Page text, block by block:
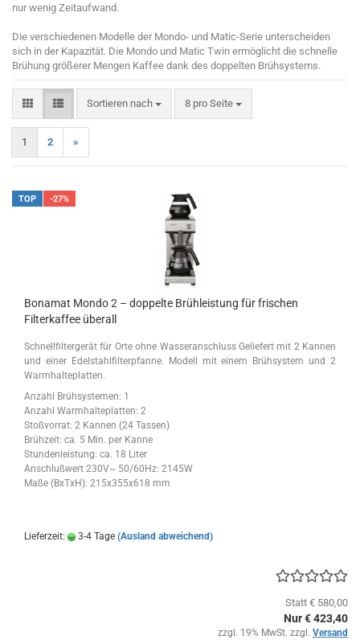
nur wenig Zeitaufwand.
Die verschiedenen Modelle der Mondo- und Matic-Serie unterscheiden
sich in der Kapazität. Die Mondo und Matic Twin ermöglicht die schnelle
Brühung größerer Mengen Kaffee dank des doppelten Brühsystems.
Sortieren nach
Sortieren nach 8 pro Seite
pro Seite
1 2 »
TOP -27%
Bonamat Mondo 2 – doppelte Brühleistung für frischen
Filterkaffee überall
Schnellfiltergerät für Orte ohne Wasseranschluss Geliefert mit 2 Kannen
und einer Edelstahlfilterpfanne. Modell mit einem Brühsystem und 2
Warmhalteplatten.
Anzahl Brühsystemen: 1
Anzahl Warmhalteplatten: 2
Stoßvorrat: 2 Kannen (24 Tassen)
Brühzeit: ca. 5 Min. per Kanne
Stundenleistung: ca. 18 Liter
Anschlußwert 230V~ 50/60Hz: 2145W
Maße (BxTxH): 215x355x618 mm
Lieferzeit: 3-4 Tage (Ausland abweichend)
Statt € 580,00
Nur € 423,40
zzgl. 19% MwSt. zzgl. Versand